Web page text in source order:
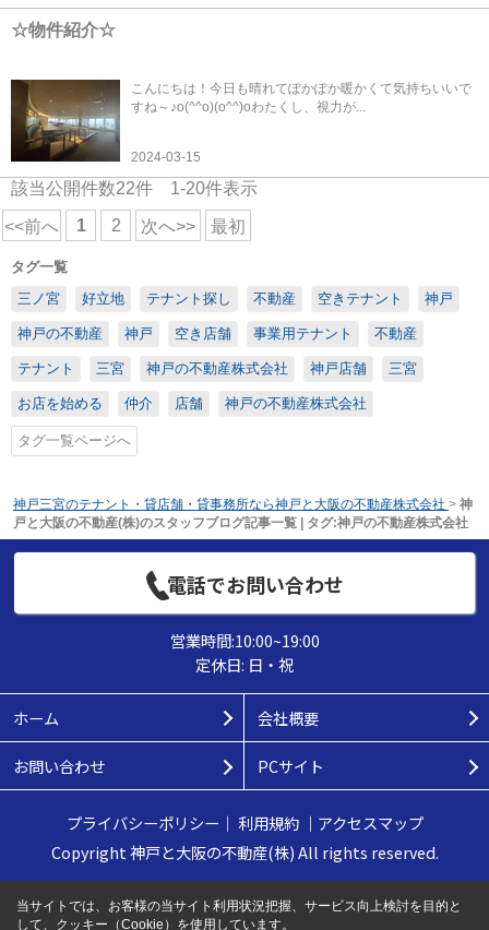
☆物件紹介☆
こんにちは！今日も晴れてぽかぽか暖かくて気持ちいいで
すね～♪o(^^o)(o^^)oわたくし、視力が...
2024-03-15
該当公開件数22件 1-20件表示
<<前へ 1 2 次へ>> 最初
タグ一覧
三ノ宮
好立地 テナント探し 不動産 空きテナント 神戸
神戸の不動産 神戸 空き店舗 事業用テナント 不動産
テナント 三宮 神戸の不動産株式会社 神戸店舗 三宮
お店を始める 仲介 店舗 神戸の不動産株式会社
タグ一覧ページへ
神戸三宮のテナント・貸店舗・貸事務所なら神戸と大阪の不動産株式会社 > 神
戸と大阪の不動産(株)のスタッフブログ記事一覧 | タグ:神戸の不動産株式会社
電話でお問い合わせ
営業時間:10:00~19:00
定休日: 日・祝
ホーム 会社概要
お問い合わせ PCサイト
プライバシーポリシー ｜ 利用規約｜ アクセスマップ
Copyright 神戸と大阪の不動産(株) All rights reserved.
当サイトでは、お客様の当サイト利用状況把握、サービス向上検討を目的と
して、クッキー（Cookie）を使用しています。